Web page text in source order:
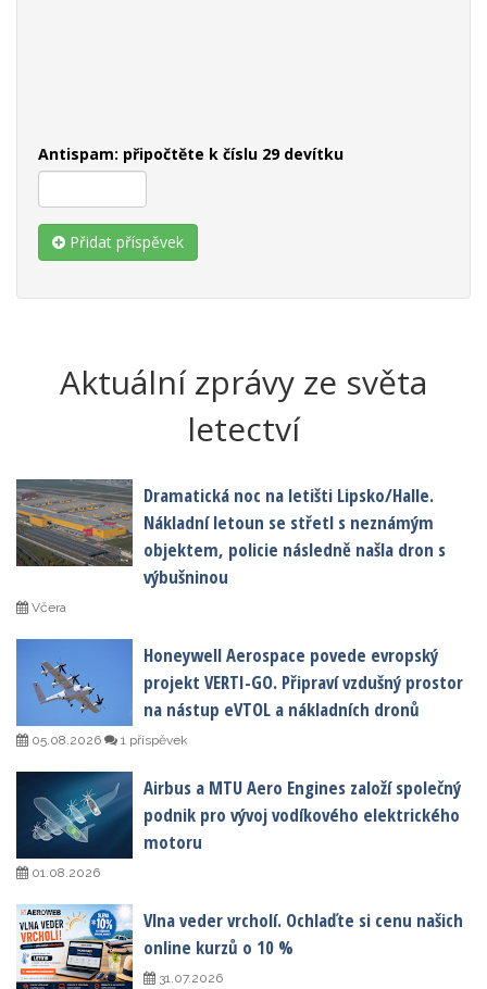
Antispam: připočtěte k číslu 29 devítku
Přidat příspěvek
Aktuální zprávy ze světa
letectví
Dramatická noc na letišti Lipsko/Halle.
Nákladní letoun se střetl s neznámým
objektem, policie následně našla dron s
výbušninou
Včera
Honeywell Aerospace povede evropský
projekt VERTI-GO. Připraví vzdušný prostor
na nástup eVTOL a nákladních dronů
05.08.2026 1 příspěvek
Airbus a MTU Aero Engines založí společný
podnik pro vývoj vodíkového elektrického
motoru
01.08.2026
Vlna veder vrcholí. Ochlaďte si cenu našich
online kurzů o 10 %
31.07.2026